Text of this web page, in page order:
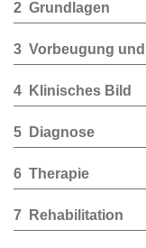
2 Grundlagen
3 Vorbeugung
4 Klinisches Bild
5 Diagnose
6 Therapie
7 Rehabilitation